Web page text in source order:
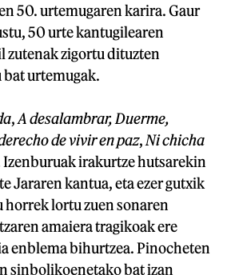
50. urtemugaren karira. Gaur
50 urte kantugilearen
zutenak zigortu dituzten
urtemugak.
,A desalambrar, Duerme,
de vivir en paz, Ni chicha
Izenburuak irakurtze hutsarekin
Jararen kantua, eta ezer gutxik
horrek lortu zuen sonaren
amaiera tragikoak ere
enblema bihurtzea. Pinocheten
sinbolikoenetako bat izan